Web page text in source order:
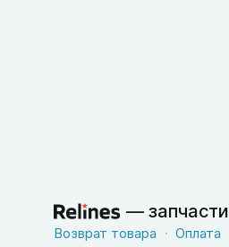
—
Возврат товара Оплата